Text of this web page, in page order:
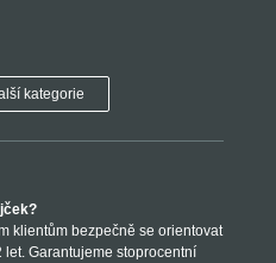
kategorie
klientům bezpečně se orientovat
Garantujeme stoprocentní